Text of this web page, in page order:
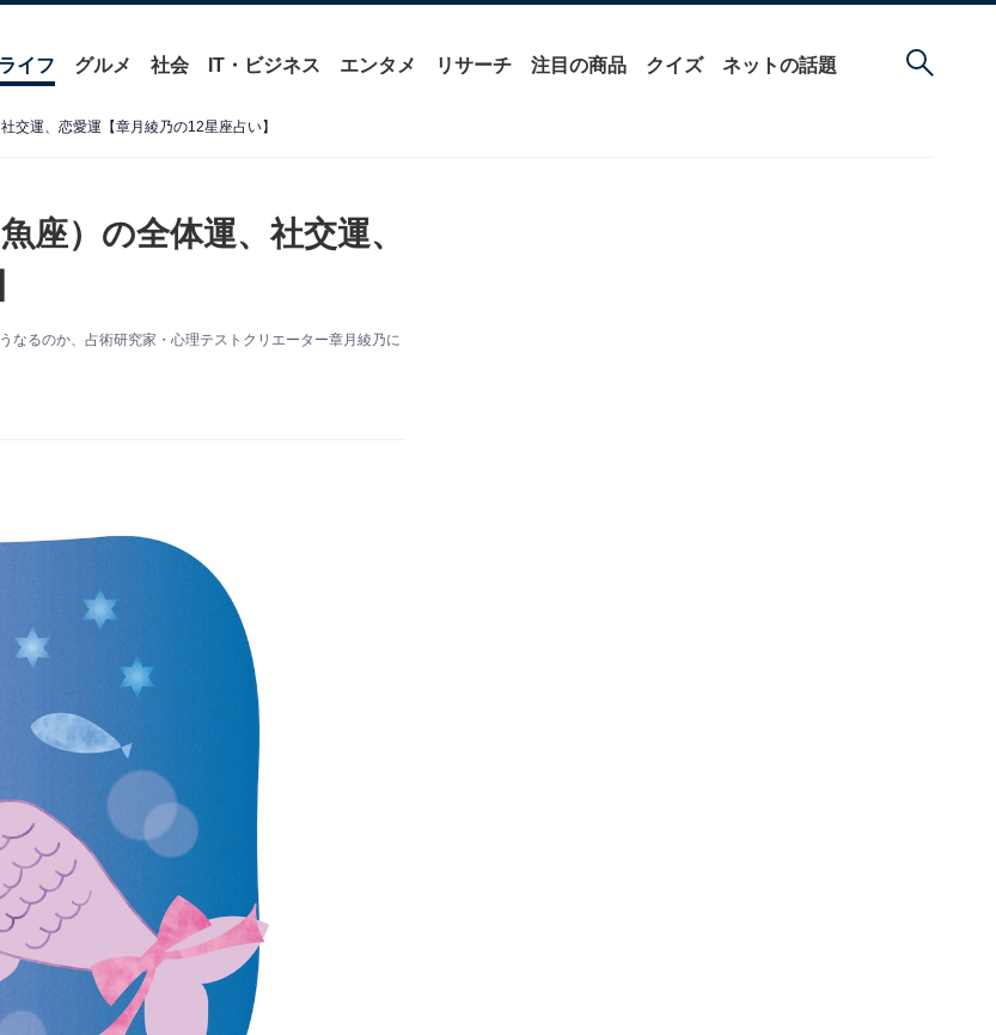
ライフ グルメ 社会 IT・ビジネス エンタメ リサーチ 注目の商品 クイズ ネットの話題
交運、恋愛運【章月綾乃の12星座占い】
座）の全体運、社交運、
なるのか、占術研究家・心理テストクリエーター章月綾乃に